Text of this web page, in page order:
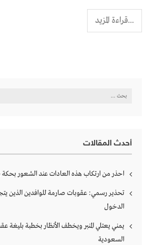
...قراءة المزيد
البحث
أحدث المقالات
احذر من ارتكاب هذه العادات عند الشعور بحكة
تحذير رسمي: عقوبات صارمة للوافدين الذين
الدخول
يمني يعتلي المنبر ويخطف الأنظار بخطبة بليغة
السعودية